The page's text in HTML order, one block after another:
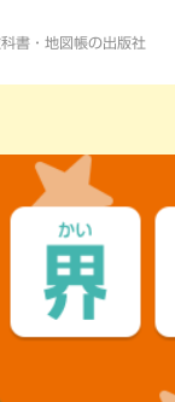
書・地図帳の出版社
図書館